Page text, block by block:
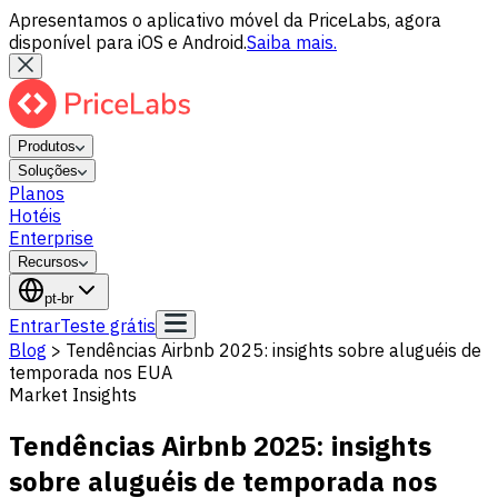
Apresentamos o aplicativo móvel da PriceLabs, agora
disponível para iOS e Android.Saiba mais.
Produtos
Soluções
Planos
Hotéis
Enterprise
Recursos
pt-br
EntrarTeste grátis
Blog > Tendências Airbnb 2025: insights sobre aluguéis de
temporada nos EUA
Market Insights
Tendências Airbnb 2025: insights
sobre aluguéis de temporada nos